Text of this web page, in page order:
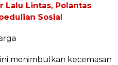
Lalu Lintas, Polantas
Sosial
menimbulkan kecemasan